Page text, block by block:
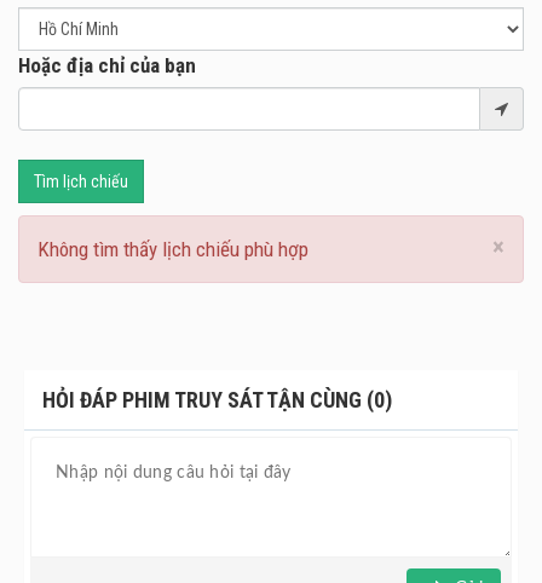
Hoặc địa chỉ của bạn
Tìm lịch chiếu
×
Không tìm thấy lịch chiếu phù hợp
HỎI ĐÁP PHIM TRUY SÁT TẬN CÙNG (0)